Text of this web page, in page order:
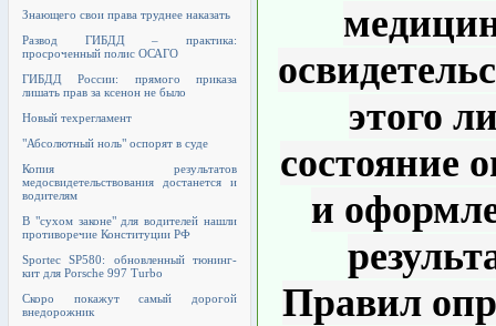
Знающего свои права труднее наказать
Развод ГИБДД – практика:
просроченный полис ОСАГО
ГИБДД России: прямого приказа
лишать прав за ксенон не было
Новый техрегламент
"Абсолютный ноль" оспорят в суде
Копия результатов
медосвидетельствования достанется и
водителям
В "сухом законе" для водителей нашли
противоречие Конституции РФ
Sportec SP580: обновленный тюнинг-
кит для Porsche 997 Turbo
Скоро покажут самый дорогой
внедорожник
этого
состояние
и
Правил